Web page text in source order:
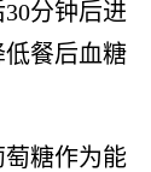
分钟后进
餐后血糖
糖作为能